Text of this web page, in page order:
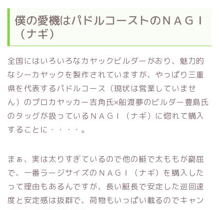
僕の愛機はパドルコーストのＮＡＧＩ
（ナギ）
全国にはいろいろなカヤックビルダーがおり、魅力的
なシーカヤックを製作されていますが、やっぱり三重
県を代表するパドルコース（現状は営業していませ
ん）のプロカヤッカー吉角氏×船渡夢のビルダー豊島氏
のタッグが扱っているＮＡＧＩ（ナギ）に惚れて購入
することに・・・・。
まぁ、実は太りすぎているので他の艇で太ももが窮屈
で、一番ラージサイズのＮＡＧＩ（ナギ）を購入した
って理由もあるんですが、長い艇長で安定した巡回速
度と安定感は抜群で、荷物もいっぱい載るのでキャン